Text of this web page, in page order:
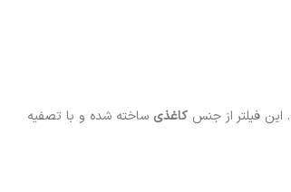
این فیلتر از جنسکاغذی ساخته شده و با تصفیه